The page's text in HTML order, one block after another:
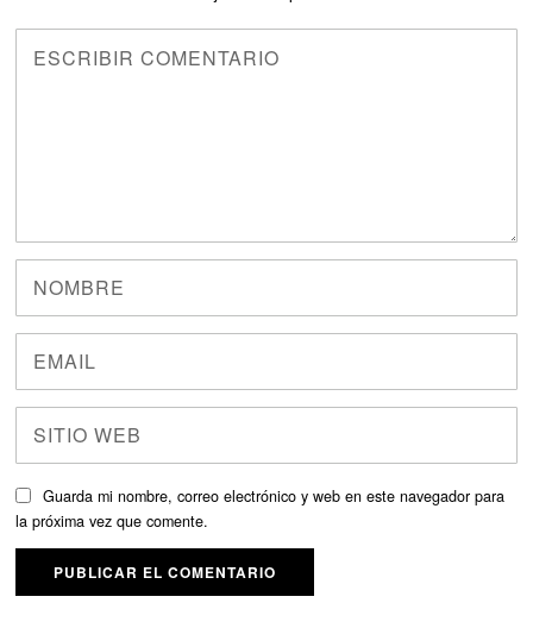
Guarda mi nombre, correo electrónico y web en este navegador para
la próxima vez que comente.